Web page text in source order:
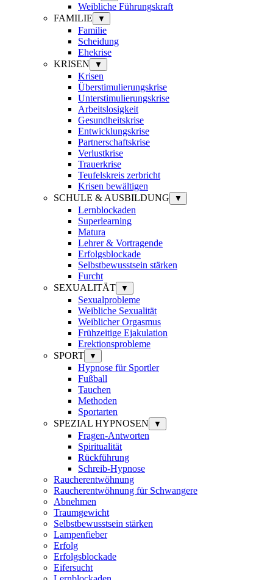
Weibliche Führungskraft
FAMILIE
▼
Familie
Scheidung
Ehekrise
KRISEN
▼
Krisen
Überstimulierungskrise
Unterstimulierungskrise
Arbeitslosigkeit
Gesundheitskrise
Entwicklungskrise
Partnerschaftskrise
Verlustkrise
Trauerkrise
Teufelskreis zerbricht
Krisen bewältigen
SCHULE & AUSBILDUNG
▼
Lernblockaden
Superlearning
Matura
Lehrer & Vortragende
Erfolgsblockade
Selbstbewusstsein stärken
Furcht
SEXUALITÄT
▼
Sexualprobleme
Weibliche Sexualität
Weiblicher Orgasmus
Frühzeitige Ejakulation
Erektionsprobleme
SPORT
▼
Hypnose für Sportler
Fußball
Tauchen
Methoden
Sportarten
SPEZIAL HYPNOSEN
▼
Fragen-Antworten
Spiritualität
Rückführung
Schreib-Hypnose
Raucherentwöhnung
Raucherentwöhnung für Schwangere
Abnehmen
Traumgewicht
Selbstbewusstsein stärken
Lampenfieber
Erfolg
Erfolgsblockade
Eifersucht